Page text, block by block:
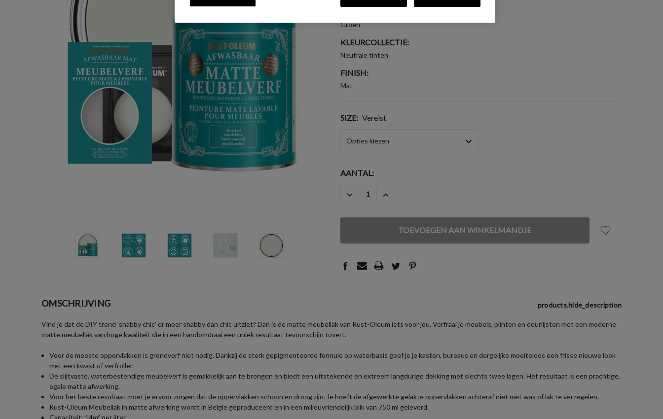
Groen
KLEURCOLLECTIE:
Neutrale tinten
FINISH:
Mat
SIZE: Vereist
HUIDIGE
AANTAL:
HOEVEELHEID
UNDEFINED
HOEVEELHEID
UNDEFINED
OMSCHRIJVING products.hide_description
Vind je dat de DIY trend 'shabby chic' er meer shabby dan chic uitziet? Dan is de matte meubellak van Rust-Oleum iets voor jou. Verfraai je meubels, plinten en deurlijsten met een moderne
matte meubellak van hoge kwaliteit die in een handomdraai een uniek resultaat tevoorschijn tovert.
Voor de meeste oppervlakken is grondverf niet nodig. Dankzij de sterk gepigmenteerde formule op waterbasis geef je je kasten, bureaus en dergelijke moeiteloos een frisse nieuwe look
met een kwast of verfroller.
De slijtvaste, waterbestendige meubelverf is gemakkelijk aan te brengen en biedt een uitstekende en extreem langdurige dekking met slechts twee lagen. Het resultaat is een prachtige,
egale matte afwerking.
Voor het beste resultaat moet je ervoor zorgen dat de oppervlakken schoon en droog zijn. Je hoeft de afgewerkte gelakte oppervlakken achteraf niet met was of lak te verzegelen.
Rust-Oleum Meubellak in matte afwerking wordt in België geproduceerd en in een milieuvriendelijk blik van 750 ml geleverd.
Capaciteit: 14m² per liter.